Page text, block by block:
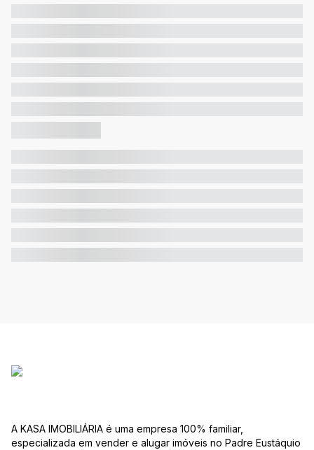
A KASA IMOBILIÁRIA é uma empresa 100% familiar,
especializada em vender e alugar imóveis no Padre Eustáquio